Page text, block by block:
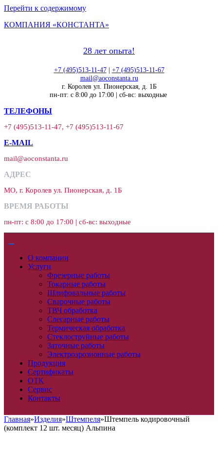
Перейти к содержимому
КОМПАНИЯ «КОНСТАНТА»
28 лет опыта!
+7 (495)513-11-47| +7 (495)513-11-67
mail@aoconstanta.ru
г. Королев ул. Пионерская, д. 1Б
пн-пт: с 8:00 до 17:00 | сб-вс: выходные
ТЕЛЕФОНЫ
+7 (495)513-11-47, +7 (495)513-11-67
E-MAIL
mail@aoconstanta.ru
АДРЕС
МО, г. Королев ул. Пионерская, д. 1Б
ВРЕМЯ РАБОТЫ
пн-пт: с 8:00 до 17:00 | сб-вс: выходные
О компании
Услуги
Фрезерные работы
Токарные работы
Шлифовальные работы
Сварочные работы
ТВЧ обработка
Слесарные работы
Термическая обработка
Стеклоструйные работы
Заточные работы
Электроэрозионные работы
Продукция
Сертификаты
ОТК
Сервис
Контакты
Главная»Изделия»Штемпеля»Штемпель кодировочный
(комплект 12 шт. месяц) Альпина